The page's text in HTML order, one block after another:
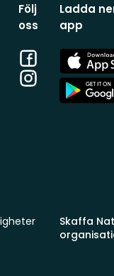
Följ
oss
Facebook
Instagram
Ladda
app
App
Store
App
Store
Skaffa